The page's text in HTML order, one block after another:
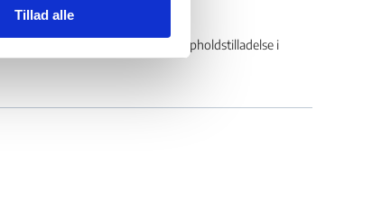
Tillad alle
om nægtelse af forlængelse af opholdstilladelse i